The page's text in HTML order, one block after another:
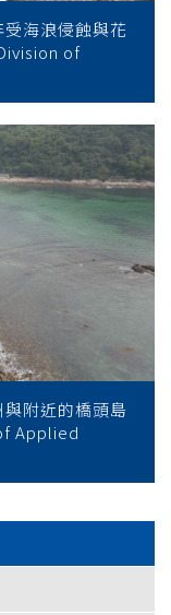
海浪侵蝕與花
of
附近的橋頭島
Applied